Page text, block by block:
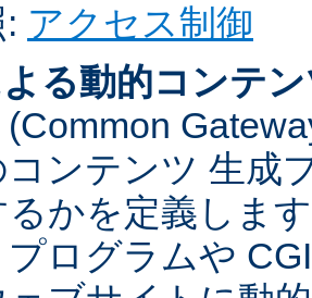
アクセス制御
る動的コンテ
(Common
コンテンツ 生成
るかを定義しま
プログラムや